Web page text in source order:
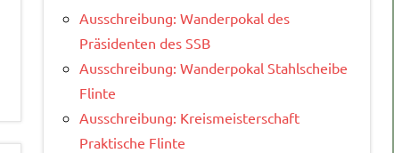
Ausschreibung: Wanderpokal des
Präsidenten des SSB
Ausschreibung: Wanderpokal Stahlscheibe
Flinte
Ausschreibung: Kreismeisterschaft
Praktische Flinte